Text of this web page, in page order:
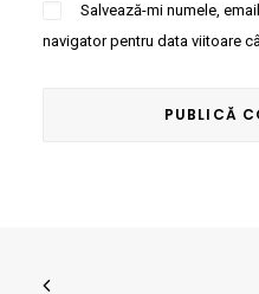
Salvează-mi numele,
navigator pentru data viitoare